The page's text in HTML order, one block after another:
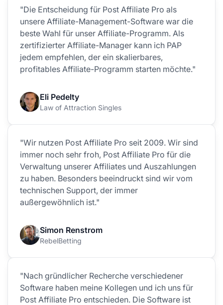
"Die Entscheidung für Post Affiliate Pro als
unsere Affiliate-Management-Software war die
beste Wahl für unser Affiliate-Programm. Als
zertifizierter Affiliate-Manager kann ich PAP
jedem empfehlen, der ein skalierbares,
profitables Affiliate-Programm starten möchte."
Eli Pedelty
Law of Attraction Singles
"Wir nutzen Post Affiliate Pro seit 2009. Wir sind
immer noch sehr froh, Post Affiliate Pro für die
Verwaltung unserer Affiliates und Auszahlungen
zu haben. Besonders beeindruckt sind wir vom
technischen Support, der immer
außergewöhnlich ist."
Simon Renstrom
RebelBetting
"Nach gründlicher Recherche verschiedener
Software haben meine Kollegen und ich uns für
Post Affiliate Pro entschieden. Die Software ist